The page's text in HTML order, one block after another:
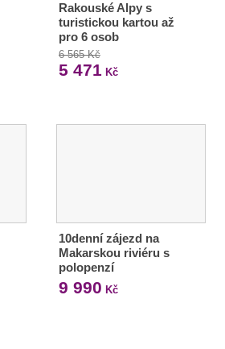
Rakouské Alpy s
turistickou kartou až
pro 6 osob
6 565 Kč
5 471 Kč
10denní zájezd na
Makarskou riviéru s
polopenzí
9 990 Kč